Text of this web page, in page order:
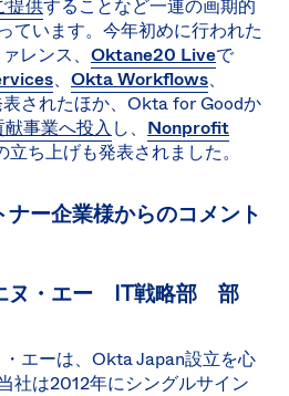
提供することなど一連の画期的
ています。今年初めに行われた
レンス、 Oktane20 Liveで
、 Okta Workflows、
されたほか、Okta for Goodか
事業へ投入し、 Nonprofit
立ち上げも発表されました。
ー企業様からのコメント
ヌ・エー IT戦略部 部
・エーは、Okta Japan設立を心
社は2012年にシングルサイン